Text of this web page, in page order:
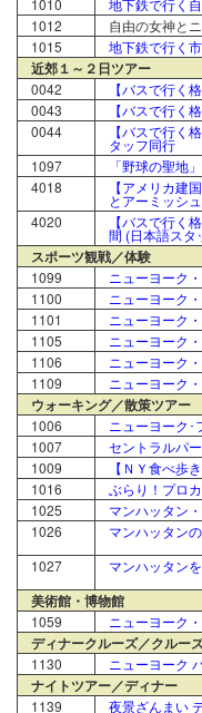
1010
地下鉄で行く
1012
自由の女神と
1015
地下鉄で行く
近郊１～２日ツアー
0042
【バスで行く
0043
【バスで行く
0044
【バスで行く
タッフ同行
1097
「野球の聖地
4018
【アメリカ建
とアーミッシ
4020
【バスで行く
間 (日本語スタ
スポーツ観戦／体験
1099
ニューヨーク
1100
ニューヨーク
1101
ニューヨーク
1105
ニューヨーク
1106
ニューヨーク
1109
ニューヨーク
ウォーキング／散策ツアー
1006
ニューヨーク･
1007
セントラルパ
1009
【ＮＹ食べ歩
1016
ぶらり！プロ
1025
マンハッタン
1026
マンハッタン
1027
マンハッタン
美術館・博物館
1059 ニューヨーク
ディナークルーズ／クルー
1130 ニューヨーク
ナイトツアー／ディナー
1139
夜景ざんまい